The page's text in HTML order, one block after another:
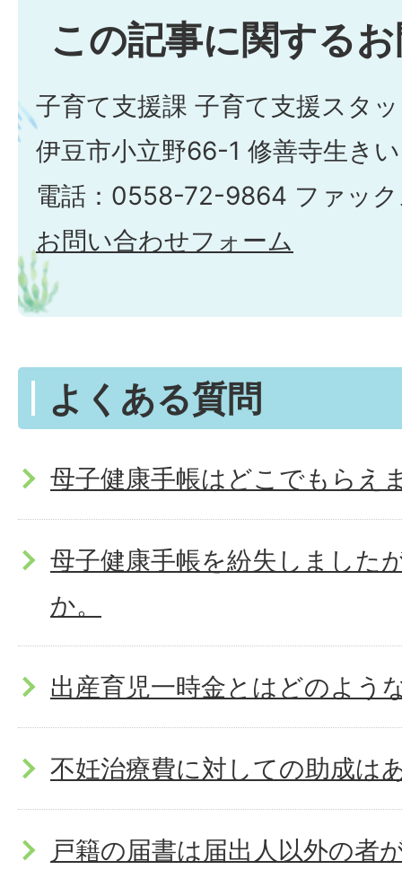
この記事に関する
子育て支援課 子育て支援スタ
伊豆市小立野66-1 修善寺生き
電話：0558-72-9864 ファッ
お問い合わせフォーム
よくある質問
母子健康手帳はどこでもらえ
母子健康手帳を紛失しました
か。
出産育児一時金とはどのよう
不妊治療費に対しての助成は
戸籍の届書は届出人以外の者